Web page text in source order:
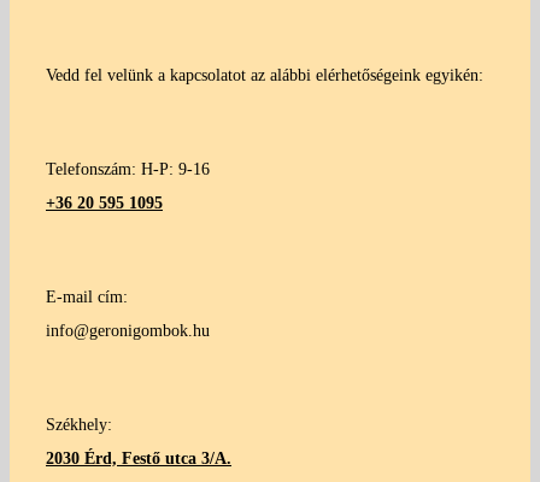
Vedd fel velünk a kapcsolatot az alábbi elérhetőségeink egyikén:
Telefonszám: H-P: 9-16
+36 20 595 1095
E-mail cím:
info@geronigombok.hu
Székhely:
2030 Érd, Festő utca 3/A.